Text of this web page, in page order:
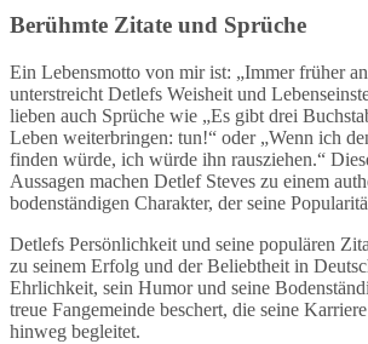
Berühmte Zitate und Sprüche
Ein Lebensmotto von mir ist: „Immer früher
unterstreicht Detlefs Weisheit und
lieben auch Sprüche wie „Es gibt drei
Leben weiterbringen: tun!“ oder „Wenn ich
finden würde, ich würde ihn rausziehen.“
Aussagen machen Detlef Steves zu einem
bodenständigen Charakter, der seine
Detlefs Persönlichkeit und seine populären
zu seinem Erfolg und der Beliebtheit in
Ehrlichkeit, sein Humor und seine
treue Fangemeinde beschert, die seine
hinweg begleitet.